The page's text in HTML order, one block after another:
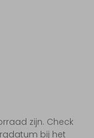
zijn. Check
bij het